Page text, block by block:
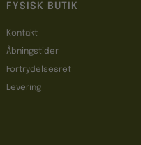
FYSISK BUTIK
Kontakt
Åbningstider
Fortrydelsesret
Levering